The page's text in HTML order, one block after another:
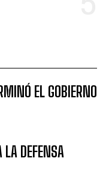
EL GOBIERNO
LA DEFENSA